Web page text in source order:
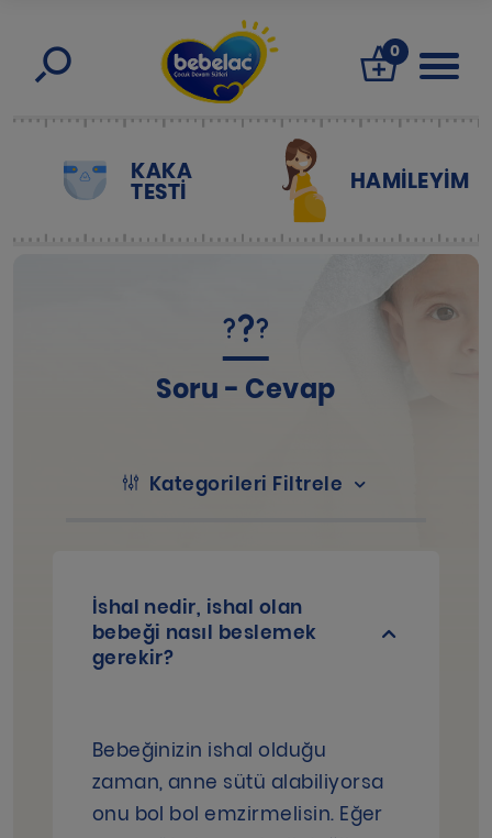
KAKA
TESTİ HAMILEYIM
0
Soru - Cevap
Kategorileri Filtrele
İshal nedir, ishal olan
bebeği nasıl beslemek
gerekir?
Bebeğinizin ishal olduğu
zaman, anne sütü alabiliyorsa
onu bol bol emzirmelisin. Eğer